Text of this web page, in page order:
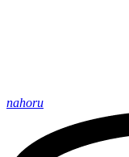
nahoru